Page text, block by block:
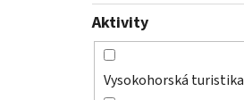
Aktivity
Vysokohorská turistika